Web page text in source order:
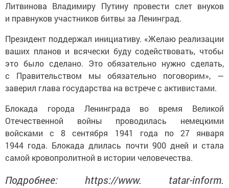
Литвинова Владимиру Путину провести слет внуков
и правнуков участников битвы за Ленинград.
Президент поддержал инициативу. «Желаю реализации
ваших планов и всячески буду содействовать, чтобы
это было сделано. Это обязательно нужно сделать,
с Правительством мы обязательно поговорим», —
заверил глава государства на встрече с активистами.
Блокада города Ленинграда во время Великой
Отечественной войны проводилась немецкими
войсками с 8 сентября 1941 года по 27 января
1944 года. Блокада длилась почти 900 дней и стала
самой кровопролитной в истории человечества.
Подробнее: https://www. tatar-inform.